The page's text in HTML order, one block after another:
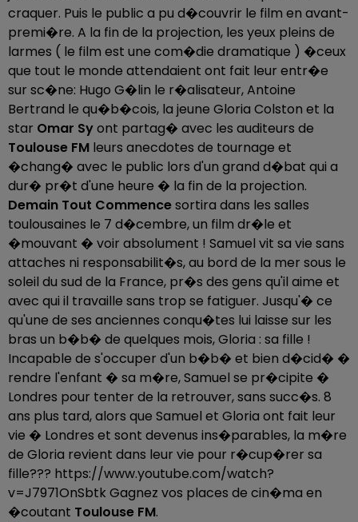
craquer. Puis le public a pu d�couvrir le film en avant-
premi�re. A la fin de la projection, les yeux pleins de
larmes ( le film est une com�die dramatique ) �ceux
que tout le monde attendaient ont fait leur entr�e
sur sc�ne: Hugo G�lin le r�alisateur, Antoine
Bertrand le qu�b�cois, la jeune Gloria Colston et la
star Omar Syont partag� avec les auditeurs de
Toulouse FM leurs anecdotes de tournage et
�chang� avec le public lors d'un grand d�bat qui a
dur� pr�t d'une heure � la fin de la projection.
Demain Tout Commencesortira dans les salles
toulousaines le 7 d�cembre, un film dr�le et
�mouvant � voir absolument ! Samuel vit sa vie sans
attaches ni responsabilit�s, au bord de la mer sous le
soleil du sud de la France, pr�s des gens qu'il aime et
avec qui il travaille sans trop se fatiguer. Jusqu'� ce
qu'une de ses anciennes conqu�tes lui laisse sur les
bras un b�b� de quelques mois, Gloria : sa fille !
Incapable de s'occuper d'un b�b� et bien d�cid� �
rendre l'enfant � sa m�re, Samuel se pr�cipite �
Londres pour tenter de la retrouver, sans succ�s. 8
ans plus tard, alors que Samuel et Gloria ont fait leur
vie � Londres et sont devenus ins�parables, la m�re
de Gloria revient dans leur vie pour r�cup�rer sa
fille??? https://www.youtube.com/watch?
v=J7971OnSbtk Gagnez vos places de cin�ma en
�coutant Toulouse FM.